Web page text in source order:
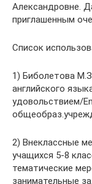
Александровне.
приглашенным
Список
1) Биболетова
английского
удовольствием/
2) Внеклассные
учащихся 5-8
тематические
занимательные